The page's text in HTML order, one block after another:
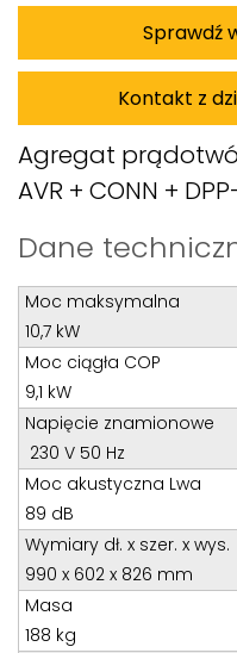
Sprawdź
Kontakt z
Damian
Teren całego kraju
Kom:+48 601 750
E-mail:
Tomasz
Teren całego kraju
Specjalista d/s
Tel: 32 275 32 26
Kom:+48 605 910
E-mail:
Agregat
AVR + CONN +
Dane
Moc maksymalna
10,7 kW
Moc ciągła COP
9,1 kW
Napięcie znamionowe
230 V 50 Hz
Moc akustyczna Lwa
89 dB
Wymiary dł. x szer. x wys.
990 x 602 x 826 mm
Masa
188 kg